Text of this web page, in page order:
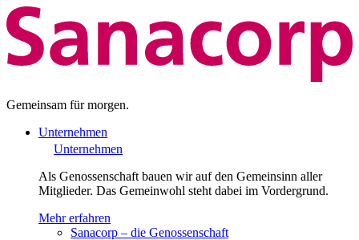
Gemeinsam für morgen.
Unternehmen
Unternehmen
Als Genossenschaft bauen wir auf den Gemeinsinn aller
Mitglieder. Das Gemeinwohl steht dabei im Vordergrund.
Mehr erfahren
Sanacorp – die Genossenschaft